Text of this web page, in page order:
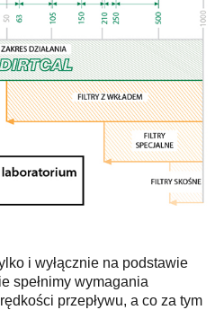
i wyłącznie na podstawie
spełnimy wymagania
przepływu, a co za tym